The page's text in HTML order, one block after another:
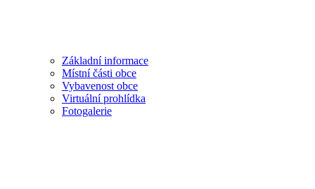
Základní informace
Místní části obce
Vybavenost obce
Virtuální prohlídka
Fotogalerie